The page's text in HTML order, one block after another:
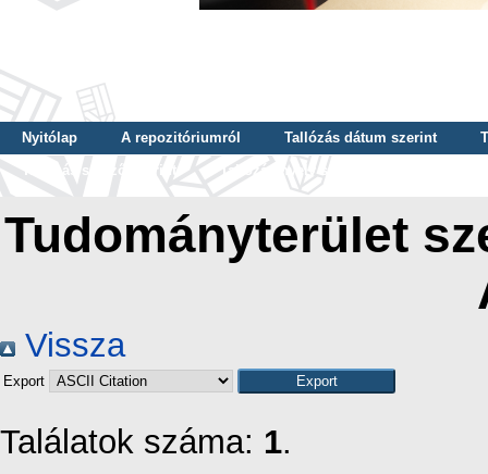
Nyitólap A repozitóriumról Tallózás dátum szerint
Tallózás szerző szerint
Tallózás nyelv szerint
Tudományterület
Vissza
Export
Találatok száma: 1.